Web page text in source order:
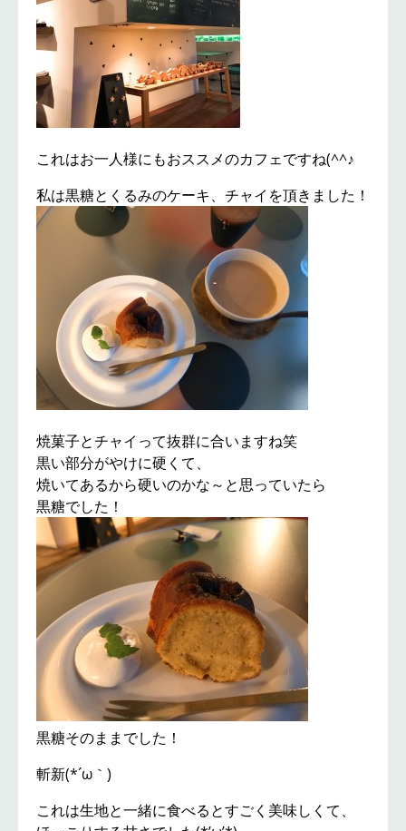
これはお一人様にもおススメのカフェですね(^^♪
私は黒糖とくるみのケーキ、チャイを頂きました！
焼菓子とチャイって抜群に合いますね笑
黒い部分がやけに硬くて、
焼いてあるから硬いのかな～と思っていたら
黒糖でした！
黒糖そのままでした！
斬新(*´ω｀)
これは生地と一緒に食べるとすごく美味しくて、